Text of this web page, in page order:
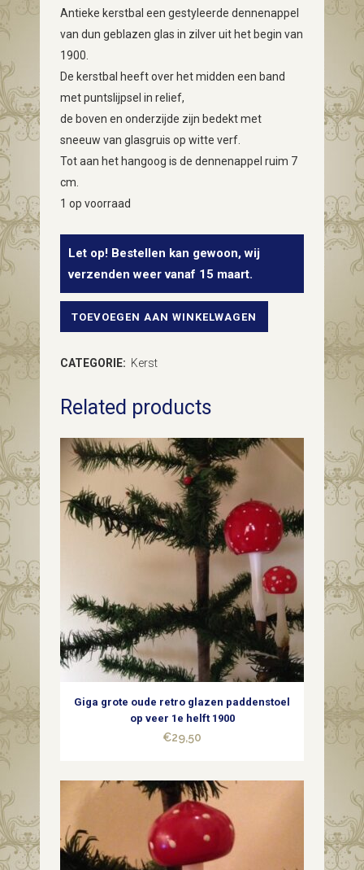
Antieke kerstbal een gestyleerde dennenappel
van dun geblazen glas in zilver uit het begin van
1900.
De kerstbal heeft over het midden een band
met puntslijpsel in relief,
de boven en onderzijde zijn bedekt met
sneeuw van glasgruis op witte verf.
Tot aan het hangoog is de dennenappel ruim 7
cm.
1 op voorraad
Let op! Bestellen kan gewoon, wij
verzenden weer vanaf 15 maart.
Antieke
dennenappel
uit
begin
1900
zilver
quantity
TOEVOEGEN AAN WINKELWAGEN
CATEGORIE: Kerst
Related products
Giga grote oude retro glazen paddenstoel
op veer 1e helft 1900
€29,50